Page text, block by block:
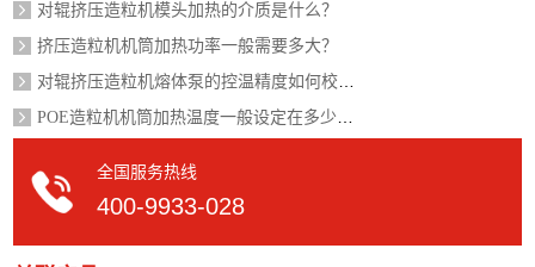
对辊挤压造粒机模头加热的介质是什么？
挤压造粒机机筒加热功率一般需要多大？
对辊挤压造粒机熔体泵的控温精度如何校准？
POE造粒机机筒加热温度一般设定在多少度？
全国服务热线
400-9933-028